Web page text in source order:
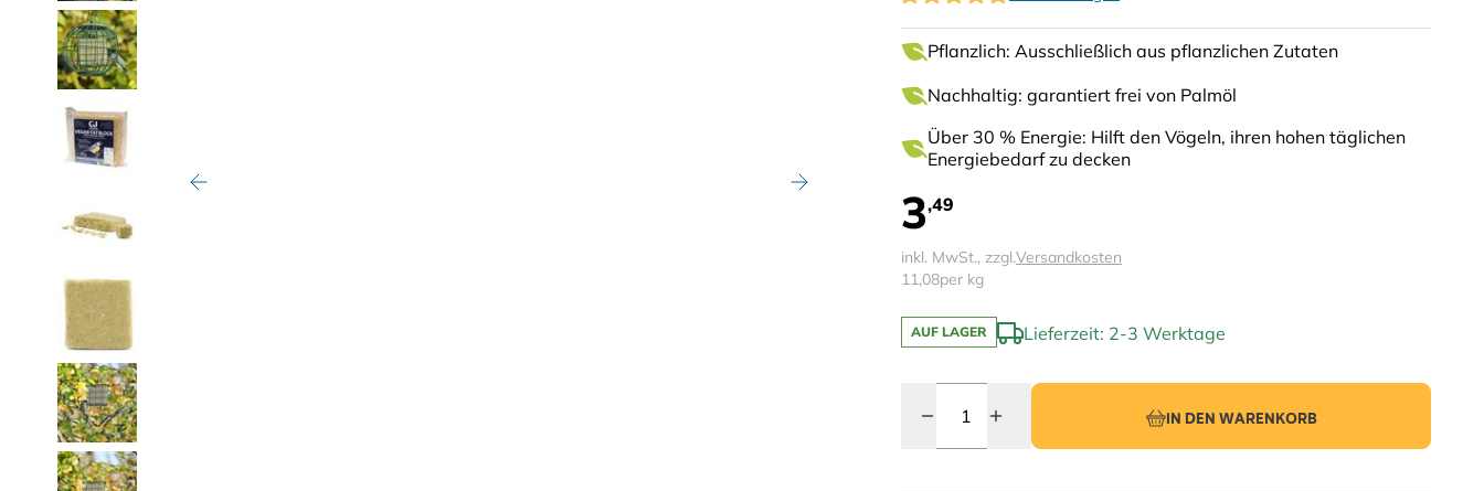
Pflanzlich: Ausschließlich aus pflanzlichen Zutaten
Nachhaltig: garantiert frei von Palmöl
Über 30 % Energie: Hilft den Vögeln, ihren hohen täglichen
Energiebedarf zu decken
3,49
inkl. MwSt., zzgl.Versandkosten
11,08per kg
AUF LAGER Lieferzeit: 2-3 Werktage
IN DEN WARENKORB